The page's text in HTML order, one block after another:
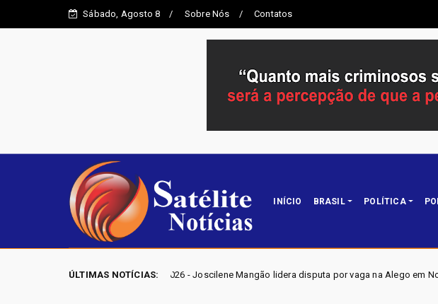
Sábado, Agosto 8 Sobre Nós Contatos
INÍCIO BRASIL POLÍTICA
ÚLTIMAS NOTÍCIAS:
ELEIÇÕES GO 2026 - Joscilene Mangão lidera disputa por vaga na Alego em Novo Gama, aponta